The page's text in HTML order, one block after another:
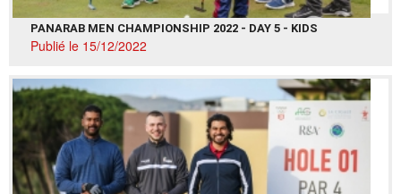
PANARAB MEN CHAMPIONSHIP 2022 - DAY 5 - KIDS
Publié le 15/12/2022